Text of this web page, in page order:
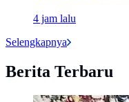
4 jam lalu
Selengkapnya
Berita Terbaru